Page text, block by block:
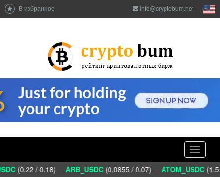
В избранное info@cryptobum.net
Toggle
(0.22 / 0.18) ARB_USDC(0.0855 / 0.07) ATOM_USDC(1.5